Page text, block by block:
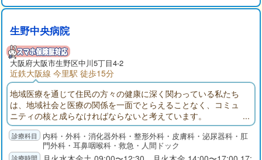
生野中央病院
大阪府大阪市生野区中川5丁目4-2
近鉄大阪線 今里駅 徒歩15分
地域医療を通じて住民の方々の健康に深く関わっている私たち
は、地域社会と医療の関係を一面でとらえることなく、コミュ
ニティの核と成らなければならないと考えています。
内科・外科・消化器外科・整形外科・皮膚科・泌尿器科・肛
門外科・耳鼻咽喉科・救急・人間ドック